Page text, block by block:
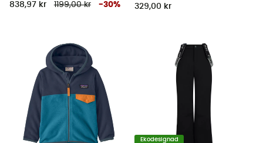
838,97 kr 1199,00 kr -30% 329,00 kr
Ekodesignad